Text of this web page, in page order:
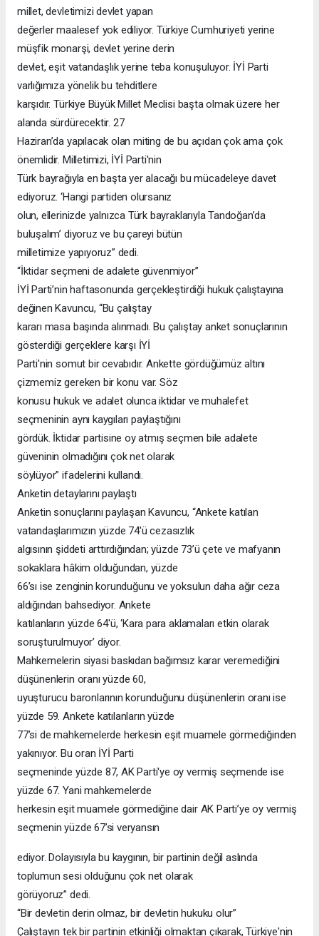
millet, devletimizi devlet yapan
değerler maalesef yok ediliyor. Türkiye Cumhuriyeti yerine
müşfik monarşi, devlet yerine derin
devlet, eşit vatandaşlık yerine teba konuşuluyor. İYİ Parti
varlığımıza yönelik bu tehditlere
karşıdır. Türkiye Büyük Millet Meclisi başta olmak üzere her
alanda sürdürecektir. 27
Haziran’da yapılacak olan miting de bu açıdan çok ama çok
önemlidir. Milletimizi, İYİ Parti'nin
Türk bayrağıyla en başta yer alacağı bu mücadeleye davet
ediyoruz. ‘Hangi partiden olursanız
olun, ellerinizde yalnızca Türk bayraklarıyla Tandoğan’da
buluşalım’ diyoruz ve bu çareyi bütün
milletimize yapıyoruz” dedi.
“İktidar seçmeni de adalete güvenmiyor”
İYİ Parti’nin haftasonunda gerçekleştirdiği hukuk çalıştayına
değinen Kavuncu, “Bu çalıştay
kararı masa başında alınmadı. Bu çalıştay anket sonuçlarının
gösterdiği gerçeklere karşı İYİ
Parti'nin somut bir cevabıdır. Ankette gördüğümüz altını
çizmemiz gereken bir konu var. Söz
konusu hukuk ve adalet olunca iktidar ve muhalefet
seçmeninin aynı kaygıları paylaştığını
gördük. İktidar partisine oy atmış seçmen bile adalete
güveninin olmadığını çok net olarak
söylüyor” ifadelerini kullandı.
Anketin detaylarını paylaştı
Anketin sonuçlarını paylaşan Kavuncu, “Ankete katılan
vatandaşlarımızın yüzde 74'ü cezasızlık
algısının şiddeti arttırdığından; yüzde 73’ü çete ve mafyanın
sokaklara hâkim olduğundan, yüzde
66’sı ise zenginin korunduğunu ve yoksulun daha ağır ceza
aldığından bahsediyor. Ankete
katılanların yüzde 64'ü, ‘Kara para aklamaları etkin olarak
soruşturulmuyor’ diyor.
Mahkemelerin siyasi baskıdan bağımsız karar veremediğini
düşünenlerin oranı yüzde 60,
uyuşturucu baronlarının korunduğunu düşünenlerin oranı ise
yüzde 59. Ankete katılanların yüzde
77’si de mahkemelerde herkesin eşit muamele görmediğinden
yakınıyor. Bu oran İYİ Parti
seçmeninde yüzde 87, AK Parti'ye oy vermiş seçmende ise
yüzde 67. Yani mahkemelerde
herkesin eşit muamele görmediğine dair AK Parti’ye oy vermiş
seçmenin yüzde 67’si veryansın
ediyor. Dolayısıyla bu kaygının, bir partinin değil aslında
toplumun sesi olduğunu çok net olarak
görüyoruz” dedi.
“Bir devletin derin olmaz, bir devletin hukuku olur”
Çalıştayın tek bir partinin etkinliği olmaktan çıkarak, Türkiye'nin